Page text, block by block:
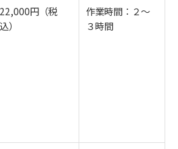
22,000円（税
込）
作業時間：２～
３時間